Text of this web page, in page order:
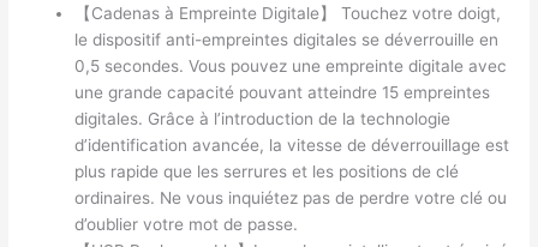
【Cadenas à Empreinte Digitale】 Touchez votre doigt,
le dispositif anti-empreintes digitales se déverrouille en
0,5 secondes. Vous pouvez une empreinte digitale avec
une grande capacité pouvant atteindre 15 empreintes
digitales. Grâce à l’introduction de la technologie
d’identification avancée, la vitesse de déverrouillage est
plus rapide que les serrures et les positions de clé
ordinaires. Ne vous inquiétez pas de perdre votre clé ou
d’oublier votre mot de passe.